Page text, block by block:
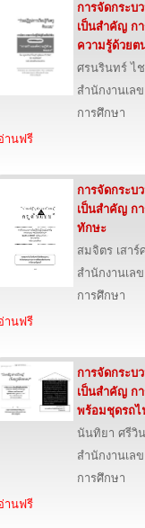
การจัดกระบ
เป็นสำคัญ ก
ความรู้ด้วยต
ศรนรินทร์ ไ
สำนักงานเล
การศึกษา
านฟรี
การจัดกระบ
เป็นสำคัญ ก
ทักษะ
สมจิตร เสาร์
สำนักงานเล
การศึกษา
านฟรี
การจัดกระบ
เป็นสำคัญ ก
พร้อมชุดรถ
นันทิยา ศรีวิน
สำนักงานเล
การศึกษา
านฟรี